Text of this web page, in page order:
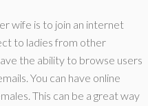
wife is to join an internet
to ladies from other
the ability to browse users
You can have online
This can be a great way